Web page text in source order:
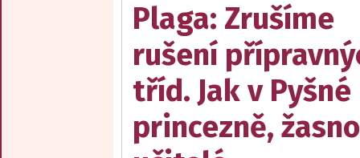
Plaga: Zrušíme
rušení
tříd. Jak v Pyšné
princezně,